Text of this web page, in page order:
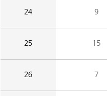
24 9
25 15
26 7